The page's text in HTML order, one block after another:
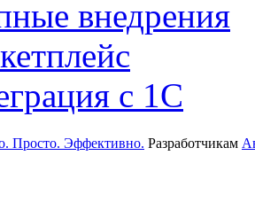
внедрения
с 1С
Разработчикам